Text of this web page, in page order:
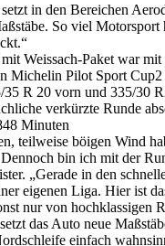
in den Bereichen
So viel Motorsport
Weissach-Paket war mit
Michelin Pilot Sport Cup2
R 20 vorn und 335/30
verkürzte Runde
Minuten
teilweise böigen Wind
bin ich mit der
„Gerade in den
eigenen Liga. Hier ist
nur von hochklassigen
das Auto neue
einfach